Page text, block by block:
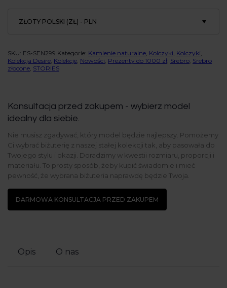
ZŁOTY POLSKI (ZŁ) - PLN
SKU: ES-SEN299 Kategorie: Kamienie naturalne Kolczyki Kolczyki
Kolekcja Desire Kolekcje Nowości Prezenty do 1000 zł Srebro Srebro
złocone STORIES
Konsultacja przed zakupem - wybierz model
idealny dla siebie.
Nie musisz zgadywać, który model będzie najlepszy. Pomożemy
Ci wybrać biżuterię z naszej stałej kolekcji tak, aby pasowała do
Twojego stylu i okazji. Doradzimy w kwestii rozmiaru, proporcji i
materiału. To prosty sposób, żeby kupić świadomie i mieć
pewność, że wybrana biżuteria naprawdę będzie Twoja.
DARMOWA KONSULTACJA PRZED ZAKUPEM
Opis O nas